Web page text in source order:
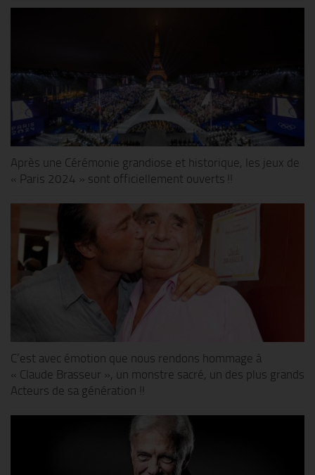
Après une Cérémonie grandiose et historique, les jeux de
« Paris 2024 » sont officiellement ouverts !!
C’est avec émotion que nous rendons hommage à
« Claude Brasseur », un monstre sacré, un des plus grands
Acteurs de sa génération !!